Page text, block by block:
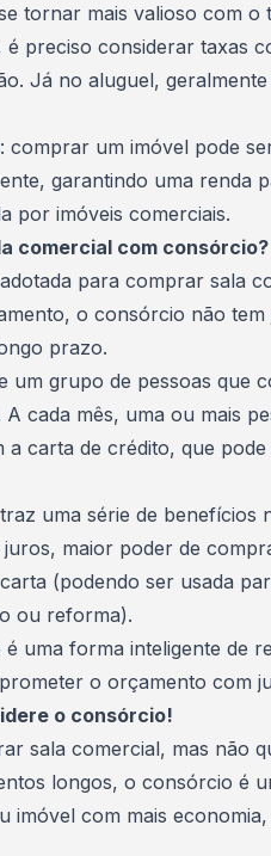
tornar mais valioso com o
é preciso considerar taxas
Já no aluguel,
: comprar um imóvel pode
garantindo uma renda
por imóveis comerciais.
comercial com consórcio?
para comprar sala
o consórcio não
prazo.
um grupo de pessoas que
cada mês, uma ou mais
carta de crédito, que
uma série de benefícios
maior poder de
(podendo ser usada
ou reforma).
uma forma inteligente de
o orçamento com
o consórcio!
sala comercial, mas não
longos, o consórcio é
imóvel com mais